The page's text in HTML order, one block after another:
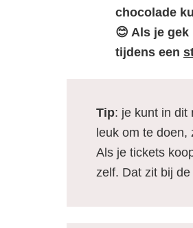
chocolade
😊 Als je
tijdens een
Tip: je kunt in dit
leuk om te doen,
Als je tickets
zelf. Dat zit bij